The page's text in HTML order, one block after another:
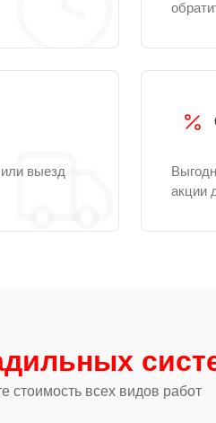
выезд
акции
стоимость всех видов работ